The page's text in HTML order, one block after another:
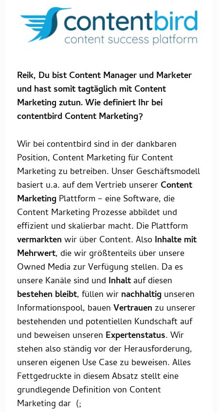
Reik, Du bist Content Manager und Marketer
und hast somit tagtäglich mit Content
Marketing zutun. Wie definiert Ihr bei
contentbird Content Marketing?
Wir bei contentbird sind in der dankbaren
Position, Content Marketing für Content
Marketing zu betreiben. Unser Geschäftsmodell
basiert u.a. auf dem Vertrieb unserer Content
Marketing Plattform – eine Software, die
Content Marketing Prozesse abbildet und
effizient und skalierbar macht. Die Plattform
vermarkten wir über Content. Also Inhalte mit
Mehrwert, die wir größtenteils über unsere
Owned Media zur Verfügung stellen. Da es
unsere Kanäle sind und Inhalt auf diesen
bestehen bleibt, füllen wir nachhaltig unseren
Informationspool, bauen Vertrauen zu unserer
bestehenden und potentiellen Kundschaft auf
und beweisen unseren Expertenstatus. Wir
stehen also ständig vor der Herausforderung,
unseren eigenen Use Case zu beweisen. Alles
Fettgedruckte in diesem Absatz stellt eine
grundlegende Definition von Content
Marketing dar (;